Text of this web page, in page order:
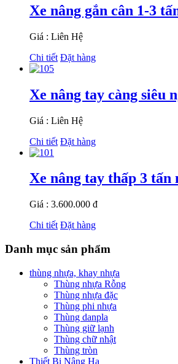
Xe nâng gắn cân 1-3
Giá : Liên Hệ
Chi tiết Đặt hàng
Xe nâng tay càng siêu
Giá : Liên Hệ
Chi tiết Đặt hàng
Xe nâng tay thấp 3 tấn
Giá : 3.600.000 đ
Chi tiết Đặt hàng
Danh mục sản phẩm
thùng nhựa, khay nhựa
Thùng nhựa Rỗng
Thùng nhựa đặc
Thùng phi nhựa
Thùng danpla
Thùng giữ lạnh
Thùng chữ nhật
Thùng tròn
Thiết Bị Nâng Hạ